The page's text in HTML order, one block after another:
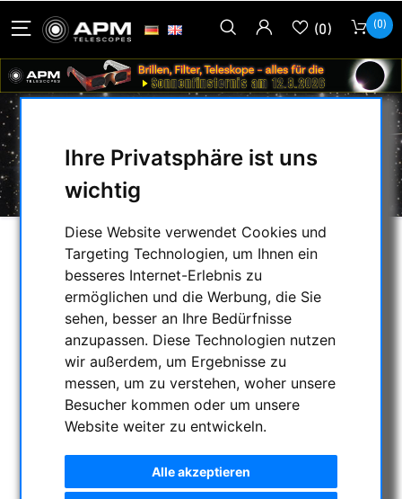
Ihre Privatsphäre ist uns
wichtig
Diese Website verwendet Cookies und
Targeting Technologien, um Ihnen ein
besseres Internet-Erlebnis zu
ermöglichen und die Werbung, die Sie
sehen, besser an Ihre Bedürfnisse
anzupassen. Diese Technologien nutzen
wir außerdem, um Ergebnisse zu
messen, um zu verstehen, woher unsere
Besucher kommen oder um unsere
Website weiter zu entwickeln.
Alle akzeptieren
(0) (0)
BLOG BEITRÄGE '2023' 'MAI'
AUSWAHL
BLOG ARCHIVE
2024